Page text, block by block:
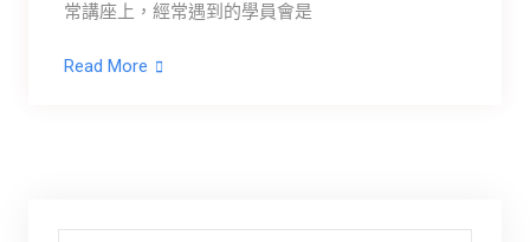
常講座上，經常遇到的學員會是
Read More